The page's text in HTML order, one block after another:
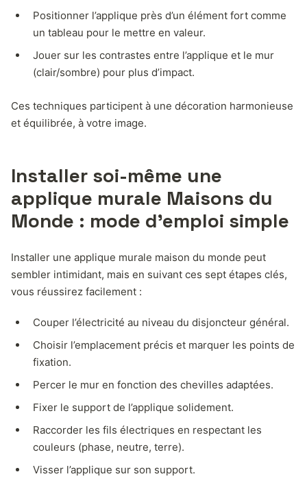
Positionner l’applique près d’un élément fort comme
un tableau pour le mettre en valeur.
Jouer sur les contrastes entre l’applique et le mur
(clair/sombre) pour plus d’impact.
Ces techniques participent à une décoration harmonieuse
et équilibrée, à votre image.
Installer soi-même une
applique murale Maisons du
Monde : mode d’emploi simple
Installer une applique murale maison du monde peut
sembler intimidant, mais en suivant ces sept étapes clés,
vous réussirez facilement :
Couper l’électricité au niveau du disjoncteur général.
Choisir l’emplacement précis et marquer les points de
fixation.
Percer le mur en fonction des chevilles adaptées.
Fixer le support de l’applique solidement.
Raccorder les fils électriques en respectant les
couleurs (phase, neutre, terre).
Visser l’applique sur son support.